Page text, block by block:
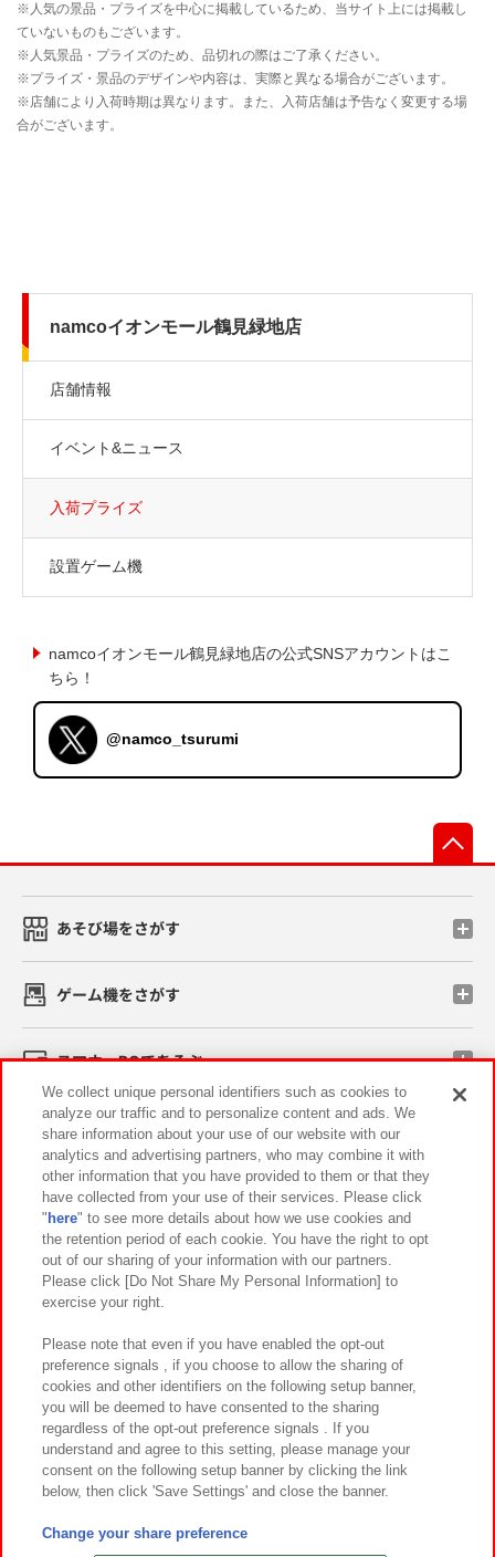
namcoイオンモール鶴見緑地店
店舗情報
イベント&ニュース
入荷プライズ
設置ゲーム機
namcoイオンモール鶴見緑地店の公式SNSアカウントはこ
ちら！
@namco_tsurumi
あそび場をさがす
ゲーム機をさがす
スマホ・PCであそぶ
イベント・キャンペーン
関連会社 サステナビリティ サイトポリシー
プライバシーポリシー ウェブアクセシビリティ方針と検証結果
お取引先さまとともに
カスタマーハラスメント対応方針 よくあるご質問・お問い合わせ
©Bandai Namco Amusement Inc.
©Bandai Namco Amusement Lab Inc.
We collect unique personal identifiers such as cookies to
analyze our traffic and to personalize content and ads. We
share information about your use of our website with our
analytics and advertising partners, who may combine it with
other information that you have provided to them or that they
have collected from your use of their services. Please click
" here" to see more details about how we use cookies and
the retention period of each cookie. You have the right to opt
out of our sharing of your information with our partners.
Please click [Do Not Share My Personal Information] to
exercise your right.
Please note that even if you have enabled the opt-out
preference signals , if you choose to allow the sharing of
cookies and other identifiers on the following setup banner,
you will be deemed to have consented to the sharing
regardless of the opt-out preference signals . If you
understand and agree to this setting, please manage your
consent on the following setup banner by clicking the link
below, then click 'Save Settings' and close the banner.
Change your share preference